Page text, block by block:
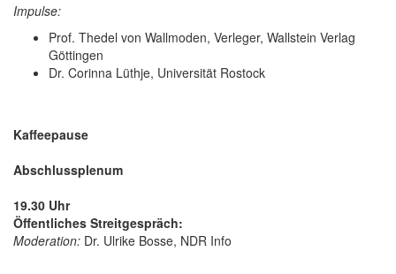
Impulse:
Prof. Thedel von Wallmoden, Verleger, Wallstein Verlag
Göttingen
Dr. Corinna Lüthje, Universität Rostock
Kaffeepause
Abschlussplenum
19.30 Uhr
Öffentliches Streitgespräch:
Moderation: Dr. Ulrike Bosse, NDR Info